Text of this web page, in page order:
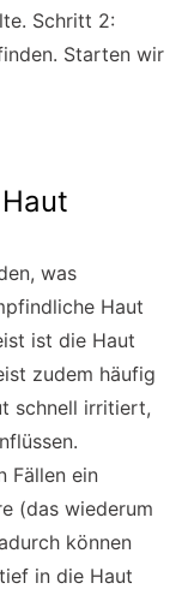
Schritt 2:
Starten wir
was
Haut
ist die Haut
zudem häufig
schnell irritiert,
Fällen ein
(das wiederum
können
in die Haut